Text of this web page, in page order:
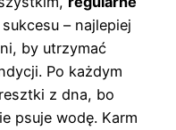
– najlepiej
by utrzymać
Po każdym
z dna, bo
psuje wodę. Karm